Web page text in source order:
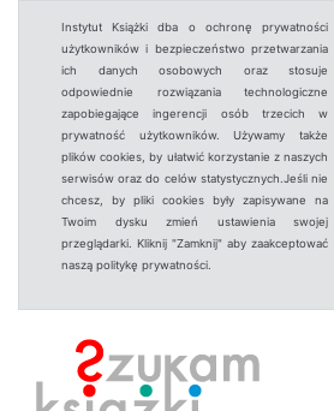
Instytut Książki dba o ochronę prywatności
użytkowników i bezpieczeństwo przetwarzania
ich danych osobowych oraz stosuje
odpowiednie rozwiązania technologiczne
zapobiegające ingerencji osób trzecich w
prywatność użytkowników. Używamy także
plików cookies, by ułatwić korzystanie z naszych
serwisów oraz do celów statystycznych.Jeśli nie
chcesz, by pliki cookies były zapisywane na
Twoim dysku zmień ustawienia swojej
przeglądarki. Kliknij "Zamknij" aby zaakceptować
naszą politykę prywatności.